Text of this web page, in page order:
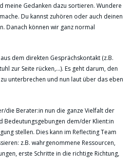
meine Gedanken dazu sortieren. Wundere
Du kannst zuhören oder auch deinen
Danach können wir ganz normal
dem direkten Gesprächskontakt (z.B.
zur Seite rücken,…). Es geht darum, den
unterbrechen und nun laut über das eben
die Berater:in nun die ganze Vielfalt der
Bedeutungsgebungen dem/der Klient:in
stellen. Dies kann im Reflecting Team
z.B. wahrgenommene Ressourcen,
erste Schritte in die richtige Richtung,